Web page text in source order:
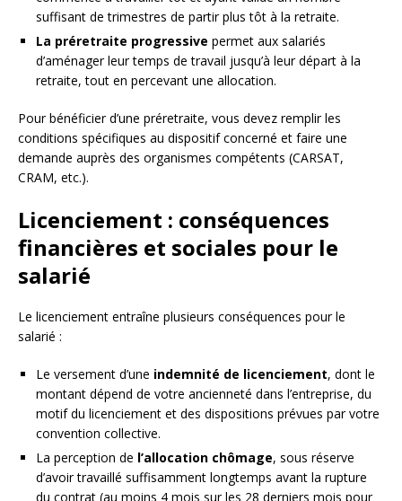
suffisant de trimestres de partir plus tôt à la retraite.
La préretraite progressive permet aux salariés
d’aménager leur temps de travail jusqu’à leur départ à la
retraite, tout en percevant une allocation.
Pour bénéficier d’une préretraite, vous devez remplir les
conditions spécifiques au dispositif concerné et faire une
demande auprès des organismes compétents (CARSAT,
CRAM, etc.).
Licenciement : conséquences
financières et sociales pour le
salarié
Le licenciement entraîne plusieurs conséquences pour le
salarié :
Le versement d’une indemnité de licenciement, dont le
montant dépend de votre ancienneté dans l’entreprise, du
motif du licenciement et des dispositions prévues par votre
convention collective.
La perception de l’allocation chômage, sous réserve
d’avoir travaillé suffisamment longtemps avant la rupture
du contrat (au moins 4 mois sur les 28 derniers mois pour